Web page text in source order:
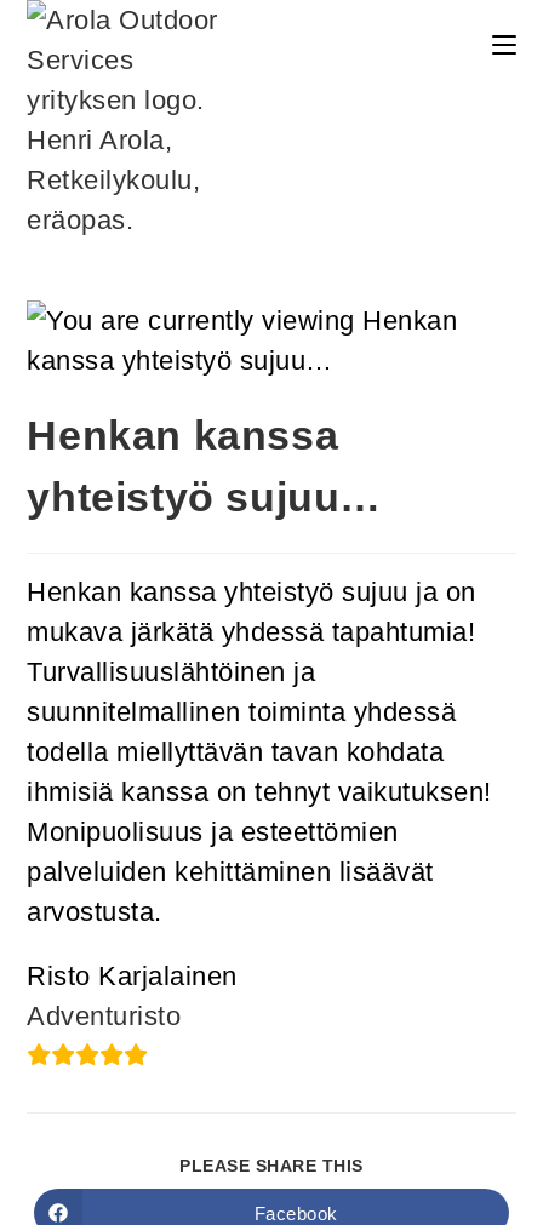
Henkan kanssa
yhteistyö sujuu…
Henkan kanssa yhteistyö sujuu ja on
mukava järkätä yhdessä tapahtumia!
Turvallisuuslähtöinen ja
suunnitelmallinen toiminta yhdessä
todella miellyttävän tavan kohdata
ihmisiä kanssa on tehnyt vaikutuksen!
Monipuolisuus ja esteettömien
palveluiden kehittäminen lisäävät
arvostusta.
Risto Karjalainen
Adventuristo
PLEASE SHARE THIS
Facebook